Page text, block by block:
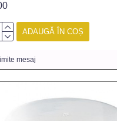
ADAUGĂ ÎN COȘ
mesaj